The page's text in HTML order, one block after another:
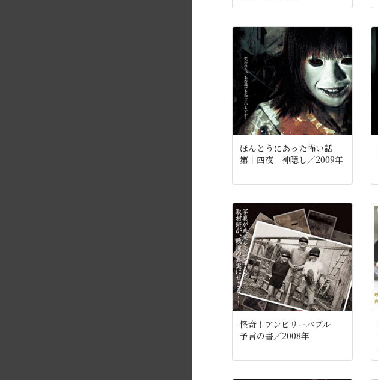
ほんとうにあった怖い話
第十四夜 神隠し／2009年
怪奇！アンビリーバブル
予言の書／2008年